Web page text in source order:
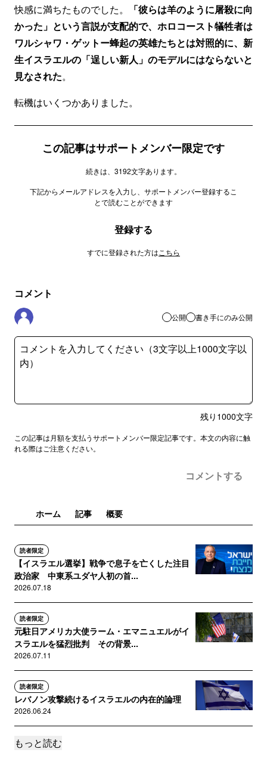
快感に満ちたものでした。
「彼らは羊のように屠殺に向
かった」という言説が支配的で、ホロコースト犠牲者は
ワルシャワ・ゲットー蜂起の英雄たちとは対照的に、新
生イスラエルの「逞しい新人」のモデルにはならないと
見なされた。
転機はいくつかありました。
この記事はサポートメンバー限定です
続きは、3192文字あります。
下記からメールアドレスを入力し、サポートメンバー登録するこ
とで読むことができます
登録する
すでに登録された方は こちら
コメント
公開 書き手にのみ公開
残り 1000文字
この記事は月額を支払うサポートメンバー限定記事です。本文の内容に触
れる際はご注意ください。
コメントする
ホーム 記事 概要
読者限定
【イスラエル選挙】戦争で息子を亡くした注目
政治家 中東系ユダヤ人初の首...
2026.07.18
読者限定
元駐日アメリカ大使ラーム・エマニュエルがイ
スラエルを猛烈批判 その背景...
2026.07.11
読者限定
レバノン攻撃続けるイスラエルの内在的論理
2026.06.24
読者限定
もっと読む